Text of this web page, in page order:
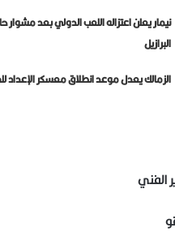
نيمار يعلن اعتزاله اللعب الدولي بعد
البرازيل
الزمالك يعدل موعد انطلاق معسكر الإعداد
الفني